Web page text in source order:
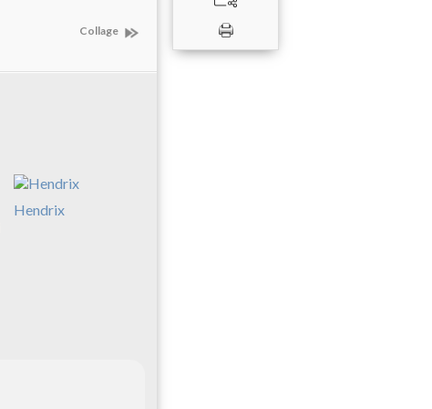
Collage
Hendrix